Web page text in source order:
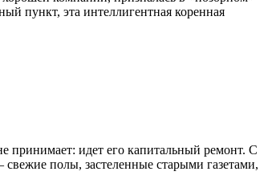
пункт, эта интеллигентная коренная
принимает: идет его капитальный ремонт. С
полы, застеленные старыми газетами,